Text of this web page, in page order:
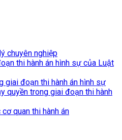
chuyên nghiệp
thi hành án hình sự của Luật
giai đoạn thi hành án hình sự
quyền trong giai đoạn thi hành
quan thi hành án